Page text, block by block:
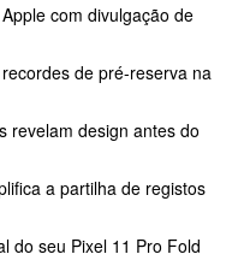
com divulgação de
de pré-reserva na
revelam design antes do
a partilha de registos
do seu Pixel 11 Pro Fold